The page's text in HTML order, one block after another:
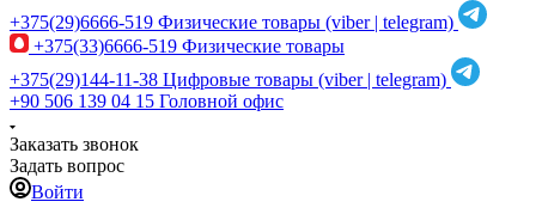
+375(29)6666-519 Физические товары (viber | telegram)
+375(33)6666-519 Физические товары
+375(29)144-11-38 Цифровые товары (viber | telegram)
+90 506 139 04 15 Головной офис
Заказать звонок
Задать вопрос
Войти